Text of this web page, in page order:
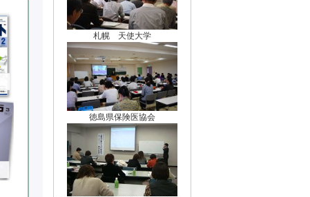
札幌 天使大学
徳島県保険医協会